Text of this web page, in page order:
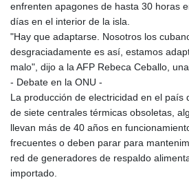
enfrenten apagones de hasta 30 horas
días en el interior de la isla.
"Hay que adaptarse. Nosotros los
desgraciadamente es así, estamos
malo", dijo a la AFP Rebeca Ceballo,
- Debate en la ONU -
La producción de electricidad en el país
de siete centrales térmicas obsoletas,
llevan más de 40 años en
frecuentes o deben parar para
red de generadores de respaldo
importado.